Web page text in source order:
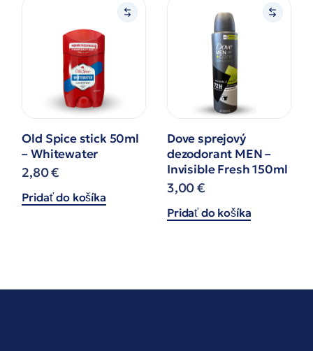
Old Spice stick 50ml
– Whitewater
2,80€
Pridať do košíka
Dove sprejový
dezodorant MEN –
Invisible Fresh 150ml
3,00€
Pridať do košíka